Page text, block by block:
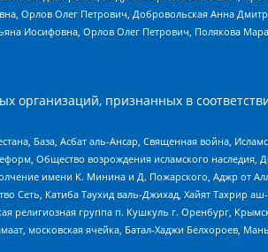
Орлов Олег Петрович, Добровольская Анна
Иосифовна, Орлов Олег Петрович, Полякова
признанных в
База, Асбат аль-Ансар, Священная война,
Общество возрождения исламского
имени К. Минина и Д. Пожарского, Аджр от
Сеть, Катиба Таухид валь-Джихад, Хайят Тахрир
религиозная группа п. Кушкуль г. Оренбург,
московская ячейка, Батал-Хаджи Белхороев,